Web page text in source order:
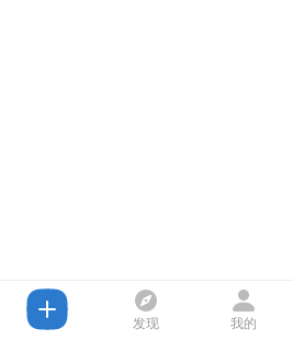
发现 我的